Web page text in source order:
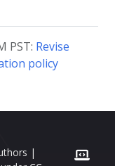
PST: Revise
policy
|